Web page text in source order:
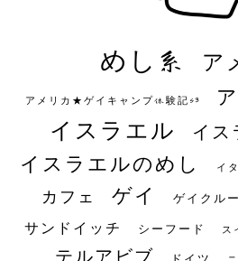
めし系 ア
アメリカ★ゲイキャンプ体験記S3
イスラエル イス
イスラエルのめし イ
カフェ ゲイ ゲイクル
サンドイッチ シーフード ス
テルアビブ ドイツ